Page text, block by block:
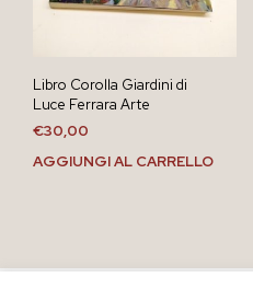
Libro Corolla Giardini di
Luce Ferrara Arte
€30,00
AGGIUNGI AL CARRELLO